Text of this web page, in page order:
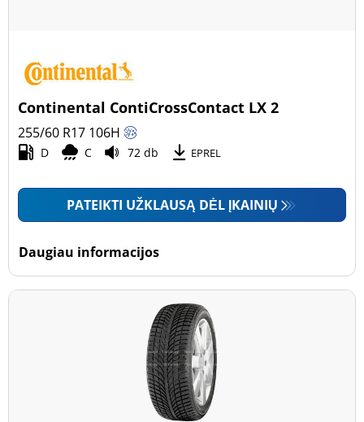
Continental ContiCrossContact LX 2
255/60 R17 106H
D C 72 db EPREL
PATEIKTI UŽKLAUSĄ DĖL ĮKAINIŲ
Daugiau informacijos